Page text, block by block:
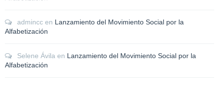
admincc en Lanzamiento del Movimiento Social por la
Alfabetización
Selene Ávila en Lanzamiento del Movimiento Social por la
Alfabetización